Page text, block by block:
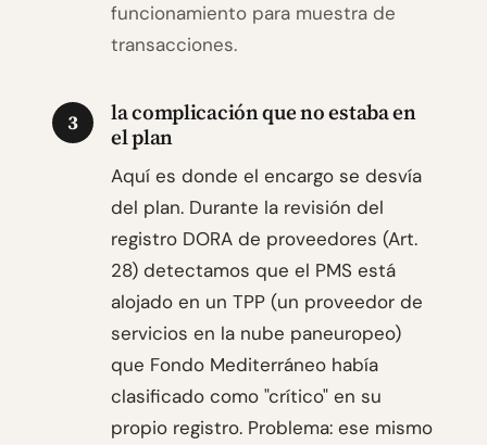
funcionamiento para muestra de
transacciones.
3
la complicación que no estaba en
el plan
Aquí es donde el encargo se desvía
del plan. Durante la revisión del
registro DORA de proveedores (Art.
28) detectamos que el PMS está
alojado en un TPP (un proveedor de
servicios en la nube paneuropeo)
que Fondo Mediterráneo había
clasificado como "crítico" en su
propio registro. Problema: ese mismo